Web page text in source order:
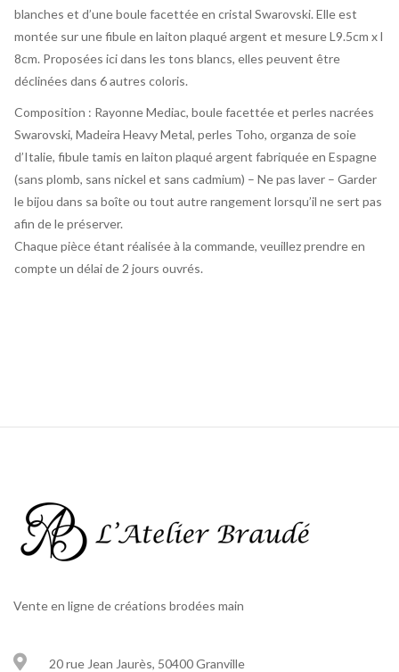
blanches et d’une boule facettée en cristal Swarovski. Elle est
montée sur une fibule en laiton plaqué argent et mesure L9.5cm x l
8cm. Proposées ici dans les tons blancs, elles peuvent être
déclinées dans 6 autres coloris.
Composition : Rayonne Mediac, boule facettée et perles nacrées
Swarovski, Madeira Heavy Metal, perles Toho, organza de soie
d’Italie, fibule tamis en laiton plaqué argent fabriquée en Espagne
(sans plomb, sans nickel et sans cadmium) – Ne pas laver – Garder
le bijou dans sa boîte ou tout autre rangement lorsqu’il ne sert pas
afin de le préserver.
Chaque pièce étant réalisée à la commande, veuillez prendre en
compte un délai de 2 jours ouvrés.
Vente en ligne de créations brodées main
20 rue Jean Jaurès, 50400 Granville